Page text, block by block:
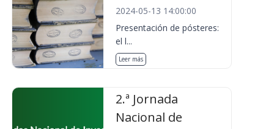
2024-05-13 14:00:00
Presentación de pósteres:
el l...
Leer más
2.ª Jornada
Nacional de